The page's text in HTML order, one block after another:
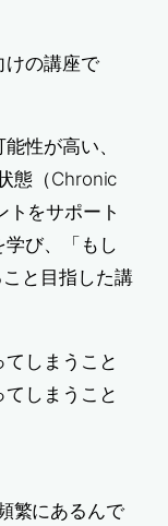
けの講座で
性が高い、
態（Chronic
をサポート
び、「もし
と目指した講
しまうこと
しまうこと
繁にあるんで